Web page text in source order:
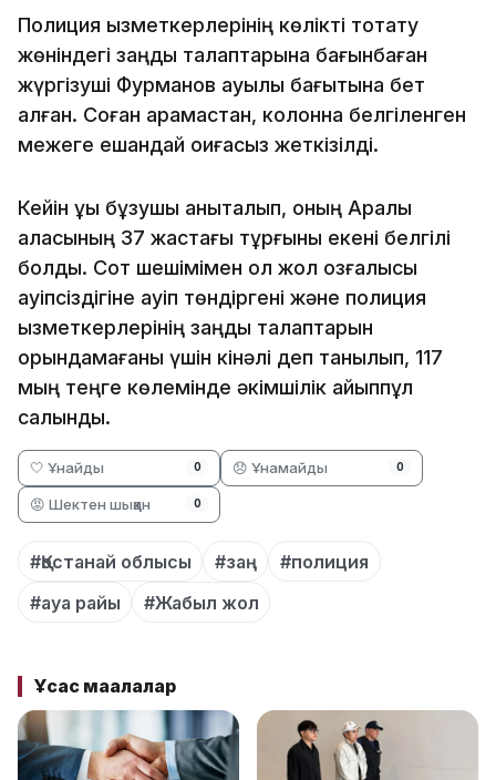
Полиция қызметкерлерінің көлікті тоқтату
жөніндегі заңды талаптарына бағынбаған
жүргізуші Фурманов ауылы бағытына бет
алған. Соған қарамастан, колонна белгіленген
межеге ешқандай оқиғасыз жеткізілді.
Кейін құқық бұзушы анықталып, оның Арқалық
қаласының 37 жастағы тұрғыны екені белгілі
болды. Сот шешімімен ол жол қозғалысы
қауіпсіздігіне қауіп төндіргені және полиция
қызметкерлерінің заңды талаптарын
орындамағаны үшін кінәлі деп танылып, 117
мың теңге көлемінде әкімшілік айыппұл
салынды.
🤍 Ұнайды 0 😞 Ұнамайды 0
😡 Шектен шыққан 0
#Қостанай облысы #заң
#полиция
#ауа райы
#Жабыл жол
Ұқсас мақалалар